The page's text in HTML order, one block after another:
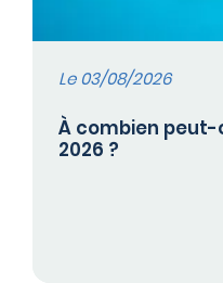
Le 03/08/2026
À combien
2026 ?